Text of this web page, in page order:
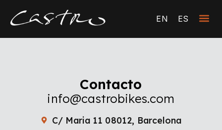
EN ES
Contacto
info@castrobikes.com
C/ Maria 11 08012, Barcelona